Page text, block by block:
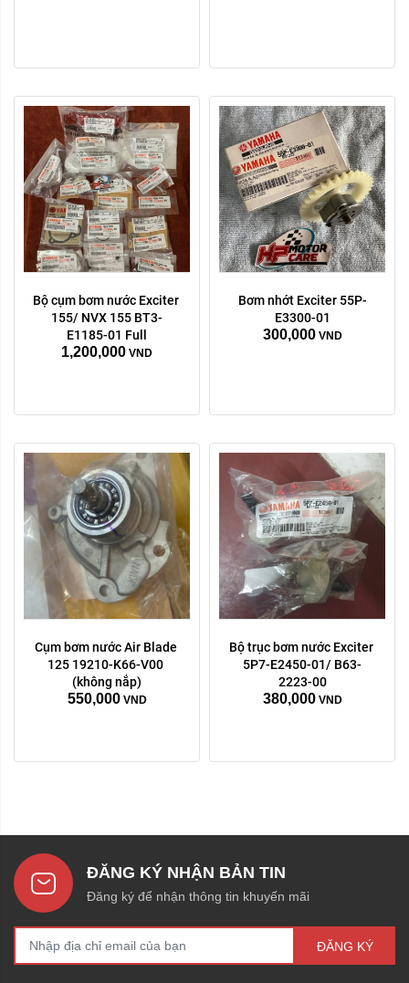
Bộ cụm bơm nước Exciter
155/ NVX 155 BT3-
E1185-01 Full
1,200,000 VND
Bơm nhớt Exciter 55P-
E3300-01
300,000 VND
Cụm bơm nước Air Blade
125 19210-K66-V00
(không nắp)
550,000 VND
Bộ trục bơm nước Exciter
5P7-E2450-01/ B63-
2223-00
380,000 VND
ĐĂNG KÝ NHẬN BẢN TIN
Đăng ký để nhận thông tin khuyến mãi
ĐĂNG KÝ